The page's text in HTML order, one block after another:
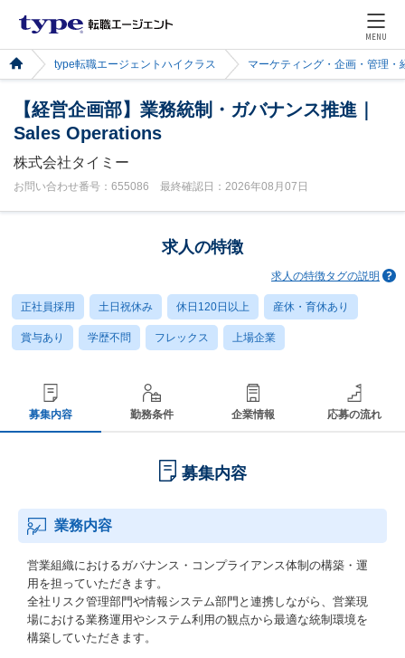
MENU
type転職エージェントハイクラス マーケティング・企画・管理・
【経営企画部】業務統制・ガバナンス推進｜
Sales Operations
株式会社タイミー
お問い合わせ番号：655086 最終確認日：2026年08月07日
求人の特徴
求人の特徴タグの説明
正社員採用 土日祝休み 休日120日以上 産休・育休あり
賞与あり 学歴不問 フレックス 上場企業
募集内容 勤務条件 企業情報 応募の流れ
募集内容
業務内容
営業組織におけるガバナンス・コンプライアンス体制の構築・運
用を担っていただきます。
全社リスク管理部門や情報システム部門と連携しながら、営業現
場における業務運用やシステム利用の観点から最適な統制環境を
構築していただきます。